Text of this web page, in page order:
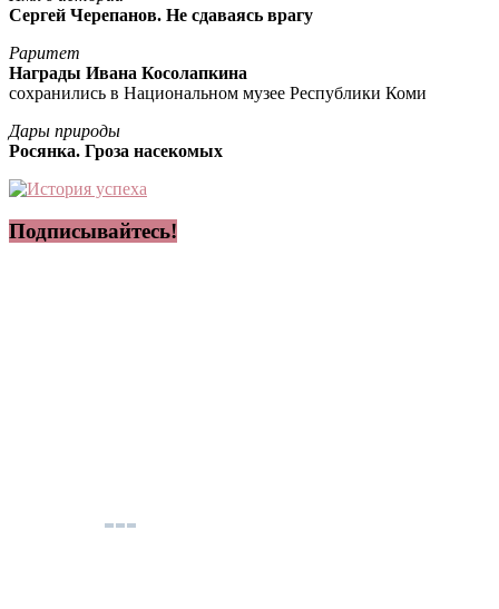
Сергей Черепанов. Не сдаваясь врагу
Раритет
Награды Ивана Косолапкина
сохранились в Национальном музее Республики Коми
Дары природы
Росянка. Гроза насекомых
Подписывайтесь!